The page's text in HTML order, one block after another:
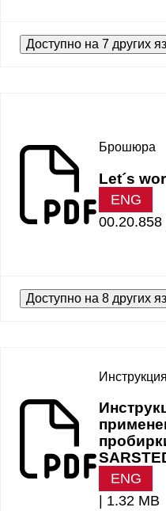
Доступно на 7 других
Брошюра
Let´s
ENG
00.20.858
Доступно на 8 других
ENG
1.32 MB